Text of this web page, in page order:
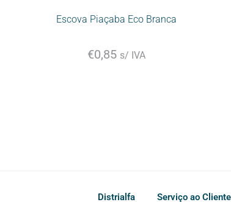
Escova Piaçaba Eco Branca
€0,85 s/ IVA
Distrialfa Serviço ao Cliente